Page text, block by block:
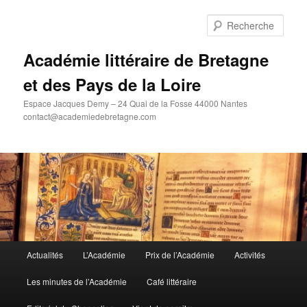
Académie littéraire de Bretagne
et des Pays de la Loire
Espace Jacques Demy – 24 Quai de la Fosse 44000 Nantes
contact@academiedebretagne.com
principal
Actualités L’Académie Prix de l’Académie Activités
Les minutes de l’Académie Café littéraire